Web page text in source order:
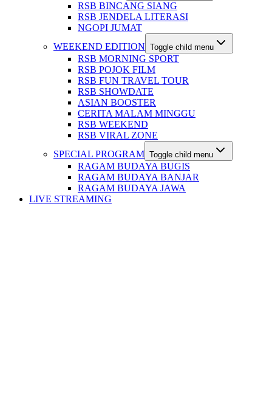
RSB BINCANG SIANG
RSB JENDELA LITERASI
NGOPI JUMAT
WEEKEND EDITION Toggle child menu
RSB MORNING SPORT
RSB POJOK FILM
RSB FUN TRAVEL TOUR
RSB SHOWDATE
ASIAN BOOSTER
CERITA MALAM MINGGU
RSB WEEKEND
RSB VIRAL ZONE
SPECIAL PROGRAM Toggle child menu
RAGAM BUDAYA BUGIS
RAGAM BUDAYA BANJAR
RAGAM BUDAYA JAWA
LIVE STREAMING